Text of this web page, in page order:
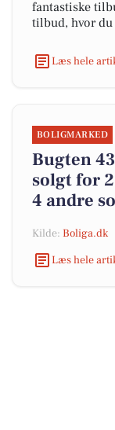
fantastiske
tilbud, hvor du
Læs hele
BOLIGMARKED
Bugten
solgt for
4 andre
Kilde: Boliga.dk
Læs hele